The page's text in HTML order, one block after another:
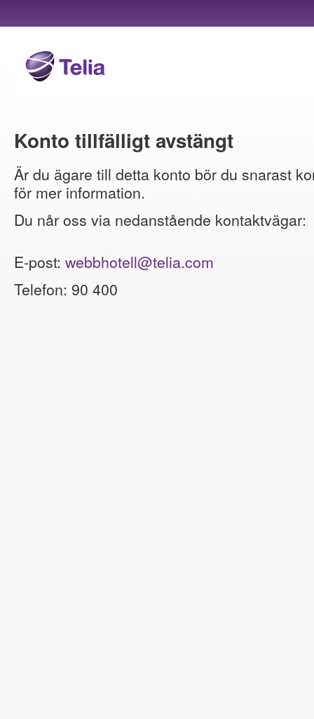
Konto tillfälligt avstängt
Är du ägare till detta konto bör du snarast
för mer information.
Du når oss via nedanstående kontaktvägar:
E-post: webbhotell@telia.com
Telefon: 90 400